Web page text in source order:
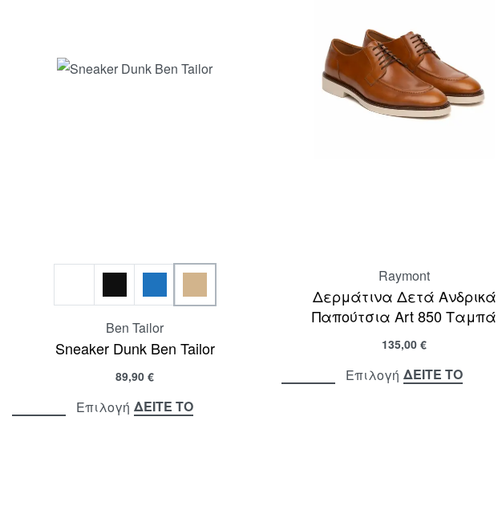
Ben Tailor
Sneaker Dunk Ben Tailor
89,90 €
Επιλογή ΔΕΙΤΕ ΤΟ
Raymont
Δερμάτινα Δετά Ανδρικά
Παπούτσια Art 850 Ταμπά
135,00 €
Επιλογή ΔΕΙΤΕ ΤΟ